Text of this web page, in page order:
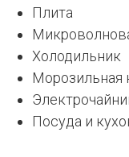
Плита
Холодильник
Морозильная
Посуда и